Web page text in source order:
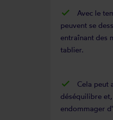
Avec le
peuvent se
entraînant des
tablier.
Cela peut
déséquilibre
endommager